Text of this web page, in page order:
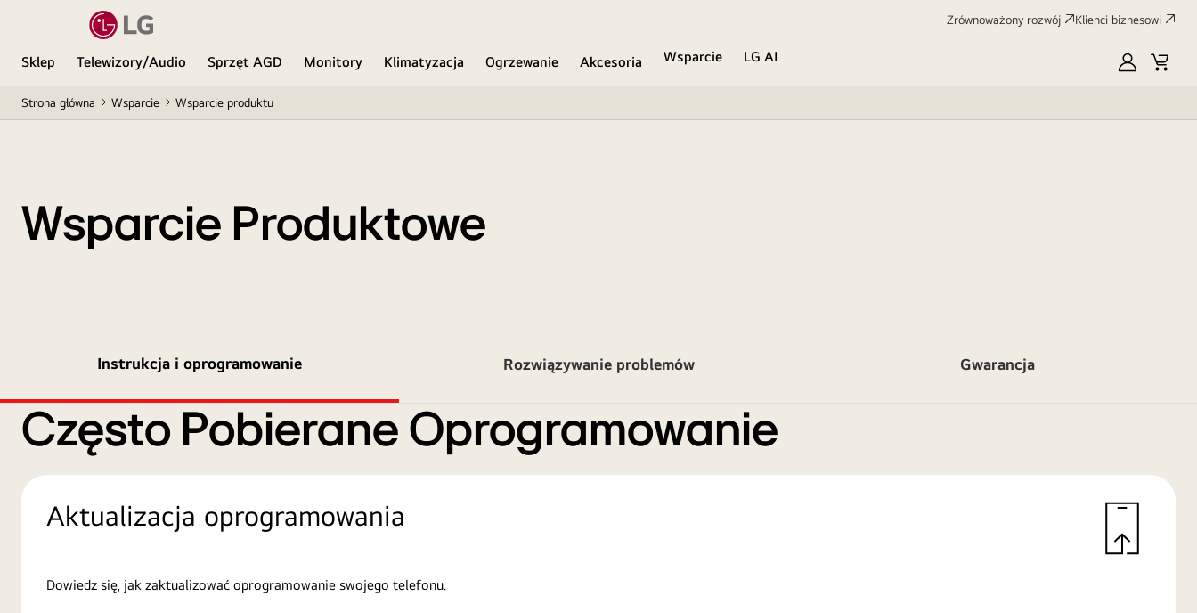
Zrównoważony rozwój Klienci biznesowi
Sklep Telewizory/Audio Sprzęt AGD Monitory Klimatyzacja Ogrzewanie Akcesoria Wsparcie
LG AI
MyLG
Strona główna Wsparcie Wsparcie produktu
Wsparcie Produktowe
Instrukcja i oprogramowanie Rozwiązywanie problemów Gwarancja
Często Pobierane Oprogramowanie
Aktualizacja oprogramowania
Dowiedz się, jak zaktualizować oprogramowanie swojego telefonu.